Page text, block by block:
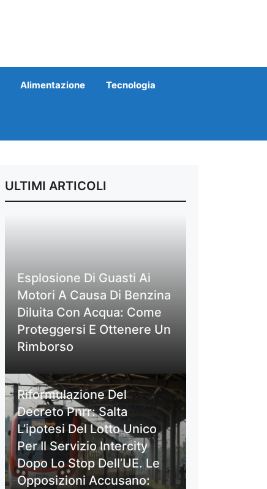
Alimentazione Tecnologia
ULTIMI ARTICOLI
Esplosione Di Guasti Ai
Motori A Causa Di Benzina
Diluita Con Acqua: Come
Proteggersi E Ottenere Un
Rimborso
Riformulazione Del
Decreto Pnrr: Salta
L’ipotesi Del Lotto Unico
Per Il Servizio Intercity
Dopo Lo Stop Dell’UE. Le
Opposizioni Accusano: